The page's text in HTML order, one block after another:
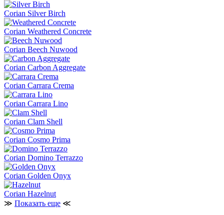
Corian Silver Birch
Corian Weathered Concrete
Corian Beech Nuwood
Corian Carbon Aggregate
Corian Carrara Crema
Corian Carrara Lino
Corian Clam Shell
Corian Cosmo Prima
Corian Domino Terrazzo
Corian Golden Onyx
Corian Hazelnut
≫ Показать еще ≪